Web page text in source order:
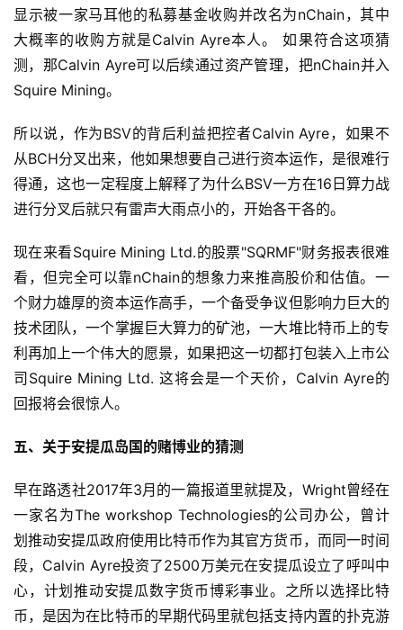
显示被一家马耳他的私募基金收购并改名为nChain，其中
大概率的收购方就是Calvin Ayre本人。 如果符合这项猜
测，那Calvin Ayre可以后续通过资产管理，把nChain并入
Squire Mining。
所以说，作为BSV的背后利益把控者Calvin Ayre，如果不
从BCH分叉出来，他如果想要自己进行资本运作，是很难行
得通，这也一定程度上解释了为什么BSV一方在16日算力战
进行分叉后就只有雷声大雨点小的，开始各干各的。
现在来看Squire Mining Ltd.的股票"SQRMF"财务报表很难
看，但完全可以靠nChain的想象力来推高股价和估值。一
个财力雄厚的资本运作高手，一个备受争议但影响力巨大的
技术团队，一个掌握巨大算力的矿池，一大堆比特币上的专
利再加上一个伟大的愿景，如果把这一切都打包装入上市公
司Squire Mining Ltd. 这将会是一个天价，Calvin Ayre的
回报将会很惊人。
五、关于安提瓜岛国的赌博业的猜测
早在路透社2017年3月的一篇报道里就提及，Wright曾经在
一家名为The workshop Technologies的公司办公，曾计
划推动安提瓜政府使用比特币作为其官方货币，而同一时间
段，Calvin Ayre投资了2500万美元在安提瓜设立了呼叫中
心，计划推动安提瓜数字货币博彩事业。之所以选择比特
币，是因为在比特币的早期代码里就包括支持内置的扑克游